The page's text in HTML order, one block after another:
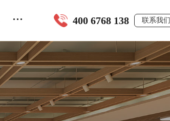
... 400 6768 138 联系我们